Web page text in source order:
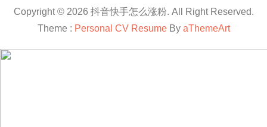
Copyright © 2026 抖音快手怎么涨粉. All Right Reserved.
Theme : Personal CV ResumeBy aThemeArt